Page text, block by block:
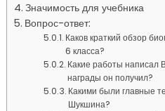
Значимость для учебника
Вопрос-ответ:
Каков краткий обзор
6 класса?
Какие работы написал
награды он получил?
Какими были главные
Шукшина?